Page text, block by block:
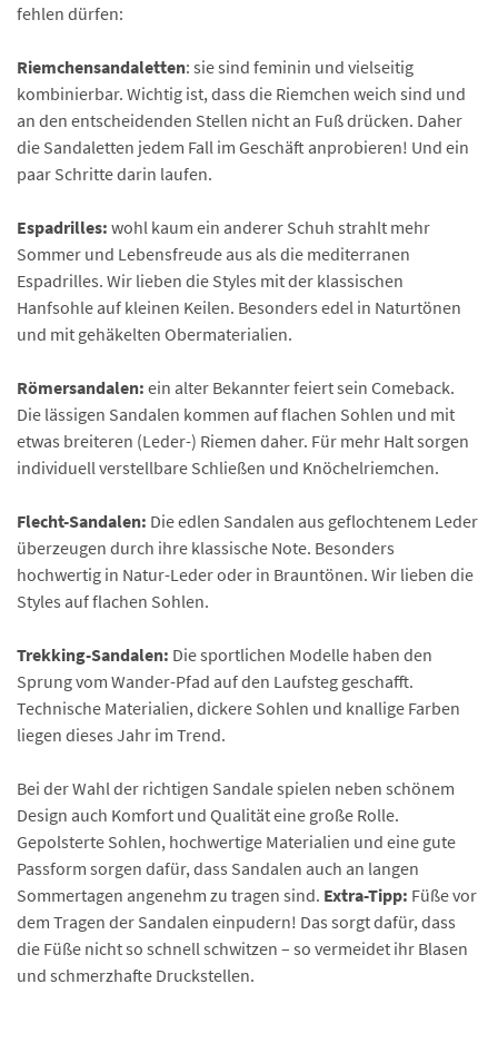
fehlen dürfen:
Riemchensandaletten: sie sind feminin und vielseitig
kombinierbar. Wichtig ist, dass die Riemchen weich sind und
an den entscheidenden Stellen nicht an Fuß drücken. Daher
die Sandaletten jedem Fall im Geschäft anprobieren! Und ein
paar Schritte darin laufen.
Espadrilles: wohl kaum ein anderer Schuh strahlt mehr
Sommer und Lebensfreude aus als die mediterranen
Espadrilles. Wir lieben die Styles mit der klassischen
Hanfsohle auf kleinen Keilen. Besonders edel in Naturtönen
und mit gehäkelten Obermaterialien.
Römersandalen: ein alter Bekannter feiert sein Comeback.
Die lässigen Sandalen kommen auf flachen Sohlen und mit
etwas breiteren (Leder-) Riemen daher. Für mehr Halt sorgen
individuell verstellbare Schließen und Knöchelriemchen.
Flecht-Sandalen: Die edlen Sandalen aus geflochtenem Leder
überzeugen durch ihre klassische Note. Besonders
hochwertig in Natur-Leder oder in Brauntönen. Wir lieben die
Styles auf flachen Sohlen.
Trekking-Sandalen: Die sportlichen Modelle haben den
Sprung vom Wander-Pfad auf den Laufsteg geschafft.
Technische Materialien, dickere Sohlen und knallige Farben
liegen dieses Jahr im Trend.
Bei der Wahl der richtigen Sandale spielen neben schönem
Design auch Komfort und Qualität eine große Rolle.
Gepolsterte Sohlen, hochwertige Materialien und eine gute
Passform sorgen dafür, dass Sandalen auch an langen
Sommertagen angenehm zu tragen sind. Extra-Tipp: Füße vor
dem Tragen der Sandalen einpudern! Das sorgt dafür, dass
die Füße nicht so schnell schwitzen – so vermeidet ihr Blasen
und schmerzhafte Druckstellen.